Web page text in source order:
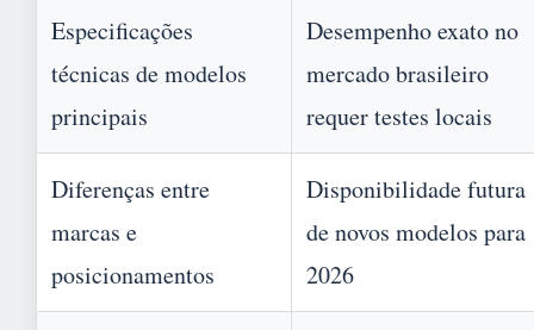
Especificações
técnicas de modelos
principais
Desempenho exato no
mercado brasileiro
requer testes locais
Diferenças entre
marcas e
posicionamentos
Disponibilidade futura
de novos modelos para
2026